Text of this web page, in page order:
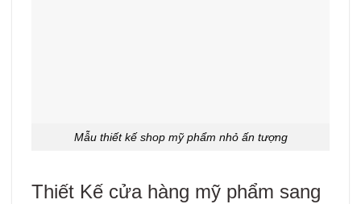
Mẫu thiết kế shop mỹ phẩm nhỏ ấn tượng
Thiết Kế cửa hàng mỹ phẩm sang